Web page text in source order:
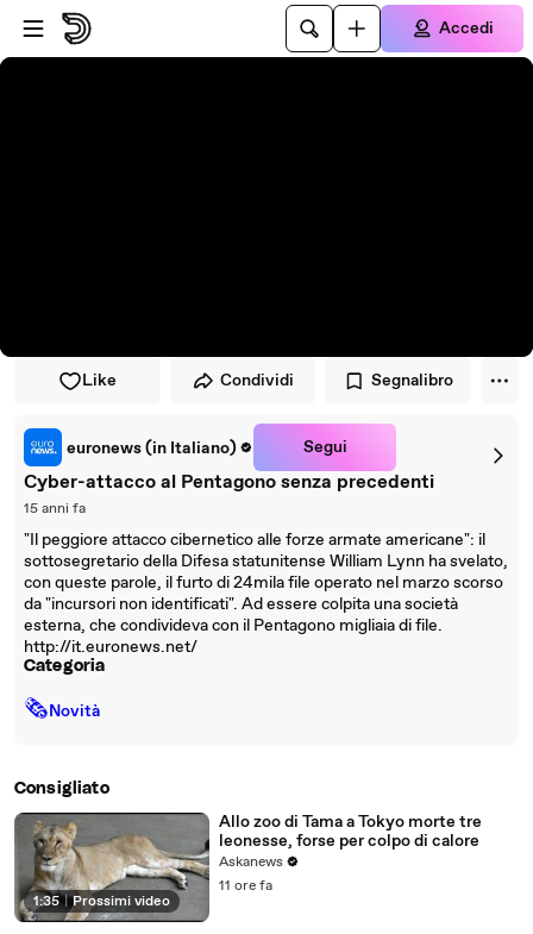
Vai al lettore
Passa al contenuto principale
Accedi
Like Condividi Segnalibro
euronews (in Italiano) Segui
Cyber-attacco al Pentagono senza precedenti
15 anni fa
"Il peggiore attacco cibernetico alle forze armate americane": il
sottosegretario della Difesa statunitense William Lynn ha svelato,
con queste parole, il furto di 24mila file operato nel marzo scorso
da "incursori non identificati". Ad essere colpita una società
esterna, che condivideva con il Pentagono migliaia di file.
http://it.euronews.net/
Categoria
🗞Novità
Consigliato
1:35 | Prossimi video
Allo zoo di Tama a Tokyo morte tre
leonesse, forse per colpo di calore
Askanews
11 ore fa